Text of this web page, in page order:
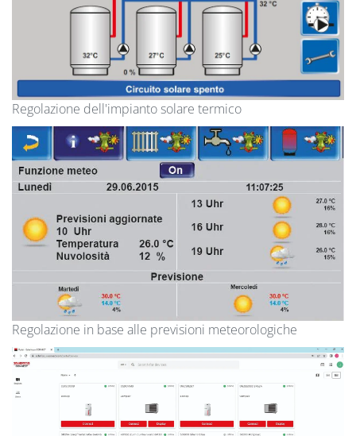
Regolazione dell'impianto solare termico
Regolazione in base alle previsioni meteorologiche